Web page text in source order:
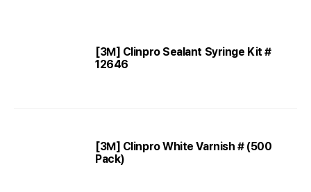
[3M] Clinpro Sealant Syringe Kit #
12646
[3M] Clinpro White Varnish # (500
Pack)